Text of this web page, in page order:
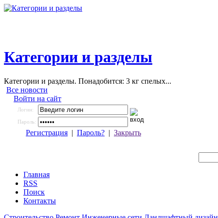
Категории и разделы
Категории и разделы. Понадобится: 3 кг спелых...
Все новости
Войти на сайт
Логин:
Пароль:
Регистрация | Пароль? | Закрыть
Главная
RSS
Поиск
Контакты